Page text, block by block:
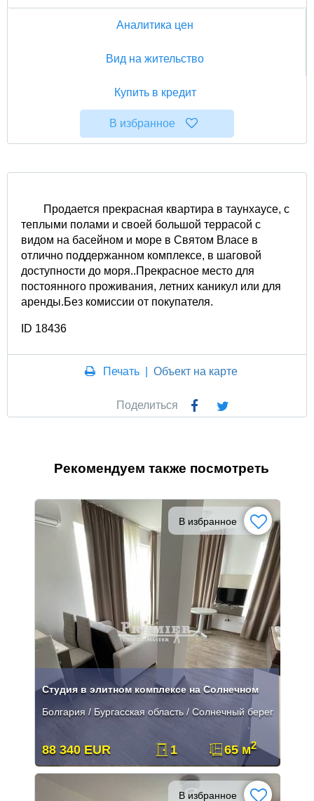
Аналитика цен
Вид на жительство
Купить в кредит
В избранное
Продается прекрасная квартира в таунхаусе, с
теплыми полами и своей большой террасой с
видом на басейном и море в Святом Власе в
отлично поддержанном комплексе, в шаговой
доступности до моря..Прекрасное место для
постоянного проживания, летних каникул или для
аренды.Без комиссии от покупателя.
ID 18436
Печать |Объект на карте
Поделиться
Рекомендуем также посмотреть
В избранное
Студия в элитном комплексе на Солнечном
Болгария / Бургасская область / Солнечный берег
88 340 EUR 1 65 м2
В избранное